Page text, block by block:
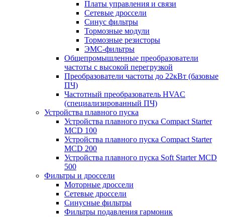
Платы управления и связи
Сетевые дроссели
Синус фильтры
Тормозные модули
Тормозные резисторы
ЭМС-фильтры
Общепромышленные преобразователи
частоты с высокой перегрузкой
Преобразователи частоты до 22кВт (базовые
ПЧ)
Частотный преобразователь HVAC
(специализированный ПЧ)
Устройства плавного пуска
Устройства плавного пуска Compact Starter
MCD 100
Устройства плавного пуска Compact Starter
MCD 200
Устройства плавного пуска Soft Starter MCD
500
Фильтры и дроссели
Моторные дроссели
Сетевые дроссели
Синусные фильтры
Фильтры подавления гармоник